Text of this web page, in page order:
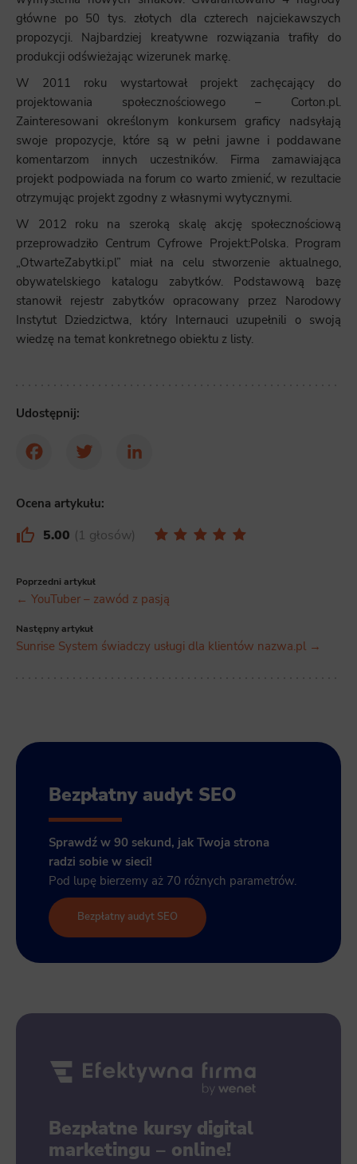
główne po 50 tys. złotych dla czterech najciekawszych
propozycji. Najbardziej kreatywne rozwiązania trafiły do
produkcji odświeżając wizerunek markę.
W 2011 roku wystartował projekt zachęcający do
projektowania społecznościowego – Corton.pl.
Zainteresowani określonym konkursem graficy nadsyłają
swoje propozycje, które są w pełni jawne i poddawane
komentarzom innych uczestników. Firma zamawiająca
projekt podpowiada na forum co warto zmienić, w rezultacie
otrzymując projekt zgodny z własnymi wytycznymi.
W 2012 roku na szeroką skalę akcję społecznościową
przeprowadziło Centrum Cyfrowe Projekt:Polska. Program
„OtwarteZabytki.pl” miał na celu stworzenie aktualnego,
obywatelskiego katalogu zabytków. Podstawową bazę
stanowił rejestr zabytków opracowany przez Narodowy
Instytut Dziedzictwa, który Internauci uzupełnili o swoją
wiedzę na temat konkretnego obiektu z listy.
Udostępnij:
FacebookTwitter LinkedIn
Ocena artykułu:
5.00 1 głosów
Poprzedni artykuł
← YouTuber – zawód z pasją
Następny artykuł
Sunrise System świadczy usługi dla klientów nazwa.pl →
Bezpłatny audyt SEO
Sprawdź w 90 sekund, jak Twoja strona
radzi sobie w sieci!
Pod lupę bierzemy aż 70 różnych parametrów.
Bezpłatny audyt SEO
Bezpłatne kursy digital
marketingu – online!